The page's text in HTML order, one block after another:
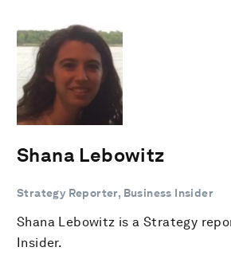
Shana Lebowitz
Strategy Reporter, Business Insider
Shana Lebowitz is a Strategy
Insider.